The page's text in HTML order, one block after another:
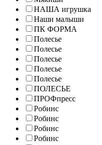
НАША игрушка
Наши малыши
ПК ФОРМА
Полесье
Полесье
Полесье
Полесье
Полесье
ПОЛЕСЬЕ
ПРОФпресс
Робинс
Робинс
Робинс
Робинс